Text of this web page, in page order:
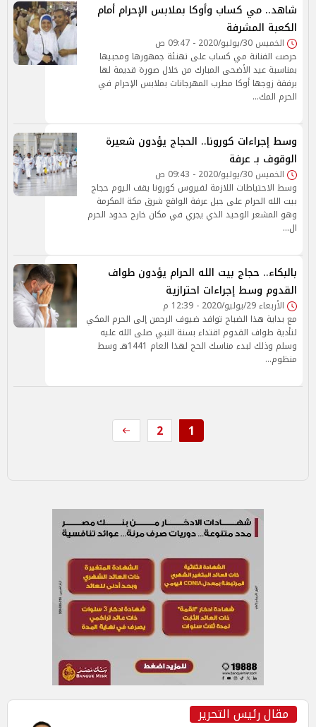
شاهد.. مي كساب وأوكا بملابس الإحرام أمام
الكعبة المشرفة
الخميس 30/يوليو/2020 - 09:47 ص
حرصت الفنانة مي كساب على تهنئة جمهورها ومحبيها
بمناسبة عيد الأضحى المبارك من خلال صورة قديمة لها
برفقة زوجها أوكا مطرب المهرجانات بملابس الإحرام في
الحرم المك…
وسط إجراءات كورونا.. الحجاج يؤدون شعيرة
الوقوف بـ عرفة
الخميس 30/يوليو/2020 - 09:43 ص
وسط الاحتياطات اللازمة لفيروس كورونا يقف اليوم حجاج
بيت الله الحرام على جبل عرفة الواقع شرق مكة المكرمة
وهو المشعر الوحيد الذي يجري في مكان خارج حدود الحرم
ال…
بالبكاء.. حجاج بيت الله الحرام يؤدون طواف
القدوم وسط إجراءات احترازية
الأربعاء 29/يوليو/2020 - 12:39 م
مع بداية هذا الضباح توافد ضيوف الرحمن إلى الحرم المكي
لتأدية طواف القدوم اقتداء بسنة النبي صلى الله عليه
وسلم وذلك لبدء مناسك الحج لهذا العام 1441هـ وسط
منظوم…
1
2
مقال رئيس التحرير